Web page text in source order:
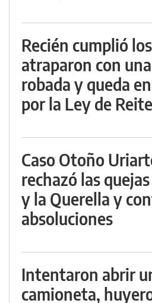
Recién cumplió
atraparon con
robada y queda
por la Ley de
Caso Otoño
rechazó las
y la Querella y
absoluciones
Intentaron abrir
camioneta,